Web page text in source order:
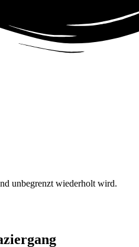
unbegrenzt wiederholt wird.